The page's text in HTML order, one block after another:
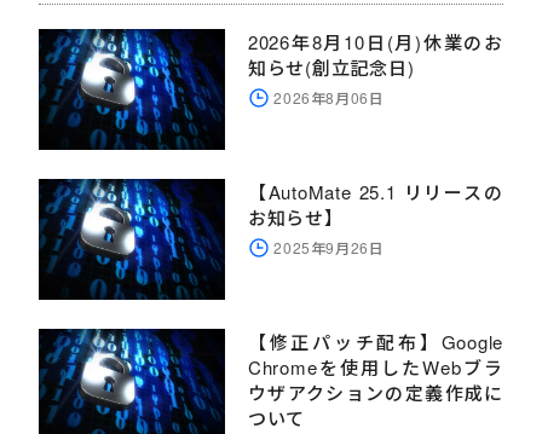
2026年8月10日(月)休業のお
知らせ(創立記念日)
2026年8月06日
【AutoMate 25.1 リリースの
お知らせ】
2025年9月26日
【修正パッチ配布】Google
Chromeを使用したWebブラ
ウザアクションの定義作成に
ついて